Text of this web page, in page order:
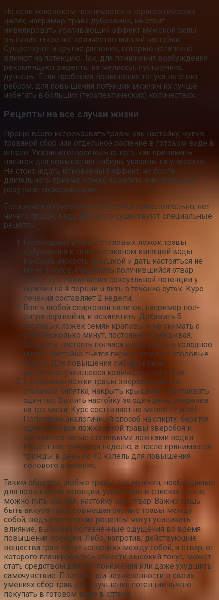
Но если человеком принимается в терапевтических
целях, например, трава дубровник, не стоит
нивелировать усиливающий эффект мужской силы,
выпивая такое же количество мятной настойки.
Существуют и другие растения, которые негативно
влияют на потенцию. Так, для понижения возбуждения
рекомендуют рецепты из мелиссы, пустырника,
душицы. Если проблема повышения тонуса не стоит
ребром, для повышения потенции мужчин их лучше
избегать в больших (терапевтических) количествах.
Рецепты на все случаи жизни
Проще всего использовать травы как настойку, купив
травяной сбор или отдельное растение в готовом виде в
аптеке. Указания относительно того, как принимать
напиток для повышения либидо, указаны на упаковке.
Не стоит ждать мгновенный эффект, но после
длительного приема можно заметить значительный
результат мужской силы.
Если хочется приготовить настойки самостоятельно, нет
ничего проще, ведь для этого существуют специальные
рецепты.
Необходимо взять 5 столовых ложек травы
дубровника и залить стаканом кипящей воды.
Накрыть емкость крышкой и дать настояться не
мене 4 часов. Разделить получившийся отвар
травы для повышения сексуальной потенции у
мужчин на 4 порции и пить в течение суток. Курс
лечения составляет 2 недели.
Взять любой спиртовой напиток, например пол-
литра портвейна, и вскипятить. Добавить 5
столовых ложек семян крапивы и не снимать с
огня несколько минут, постоянно помешивая.
Остудить, настоять полчаса и поставить в холодное
место. Настойка пьется перед сном по 2 столовые
ложки. Для повышения либидо нужно
выпитьполучившееся количество настойки.
2 столовые ложки травы зверобоя залить
стаканом кипятка, накрыть крышкой и настаивать
один час. Выпить настойку за один день, разделив
на три части. Курс составляет не менее 12 дней.
Популярен аналогичный способ на спирту: берется
одна столовая ложка сухой травы зверобоя и
заливается пятью столовыми ложками водки.
Рецепт настаивается неделю, а после принимается
трижды в день по 40 капель для повышения
полового влечения.
Таким образом, любые травы для мужчин, необходимые
для повышения потенции, указанные в списках выше,
можно пить как чай, настойку или отвар. Важно лишь
быть аккуратным, совмещая разные травы между
собой, ведь порой такие рецепты могут усиливать
влияние, вызывая болезненные ощущения во время
повышения эрекции. Либо, напротив, действующие
вещества трав могут «спорить» между собой, и отвар, от
которого планировалось обрести высокий тонус, может
стать средством для его понижения или даже ухудшить
самочувствие. Поэтому при неуверенности в своих
умениях сбор трав для улучшения потенции лучше
покупать в готовом виде в аптеке.